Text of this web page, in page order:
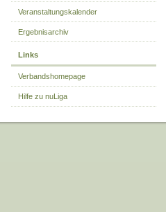
Veranstaltungskalender
Ergebnisarchiv
Links
Verbandshomepage
Hilfe zu nuLiga